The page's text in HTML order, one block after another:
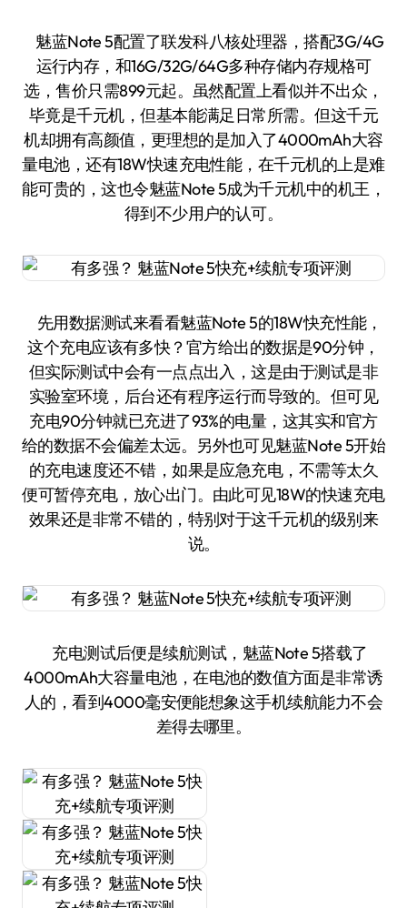
魅蓝Note 5配置了联发科八核处理器，搭配3G/4G
运行内存，和16G/32G/64G多种存储内存规格可
选，售价只需899元起。虽然配置上看似并不出众，
毕竟是千元机，但基本能满足日常所需。但这千元
机却拥有高颜值，更理想的是加入了4000mAh大容
量电池，还有18W快速充电性能，在千元机的上是难
能可贵的，这也令魅蓝Note 5成为千元机中的机王，
得到不少用户的认可。
先用数据测试来看看魅蓝Note 5的18W快充性能，
这个充电应该有多快？官方给出的数据是90分钟，
但实际测试中会有一点点出入，这是由于测试是非
实验室环境，后台还有程序运行而导致的。但可见
充电90分钟就已充进了93%的电量，这其实和官方
给的数据不会偏差太远。另外也可见魅蓝Note 5开始
的充电速度还不错，如果是应急充电，不需等太久
便可暂停充电，放心出门。由此可见18W的快速充电
效果还是非常不错的，特别对于这千元机的级别来
说。
充电测试后便是续航测试，魅蓝Note 5搭载了
4000mAh大容量电池，在电池的数值方面是非常诱
人的，看到4000毫安便能想象这手机续航能力不会
差得去哪里。